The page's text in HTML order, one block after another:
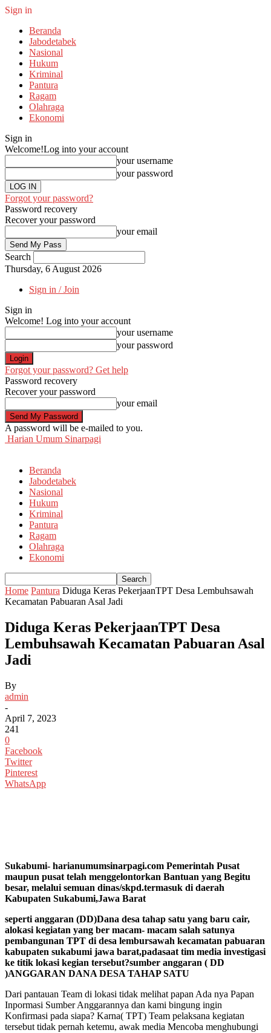
Sign in
Beranda
Jabodetabek
Nasional
Hukum
Kriminal
Pantura
Ragam
Olahraga
Ekonomi
Sign in
Welcome!Log into your account
your username
your password
Forgot your password?
Password recovery
Recover your password
your email
Search
Thursday, 6 August 2026
Sign in / Join
Sign in
Welcome! Log into your account
your username
your password
Forgot your password? Get help
Password recovery
Recover your password
your email
A password will be e-mailed to you.
Harian Umum Sinarpagi
Beranda
Jabodetabek
Nasional
Hukum
Kriminal
Pantura
Ragam
Olahraga
Ekonomi
Home Pantura Diduga Keras PekerjaanTPT Desa Lembuhsawah
Kecamatan Pabuaran Asal Jadi
Diduga Keras PekerjaanTPT Desa
Lembuhsawah Kecamatan Pabuaran Asal
Jadi
By
admin
-
April 7, 2023
241
0
Facebook
Twitter
Pinterest
WhatsApp
Sukabumi- harianumumsinarpagi.com Pemerintah Pusat
maupun pusat telah menggelontorkan Bantuan yang Begitu
besar, melalui semuan dinas/skpd.termasuk di daerah
Kabupaten Sukabumi,Jawa Barat
seperti anggaran (DD)Dana desa tahap satu yang baru cair,
alokasi kegiatan yang ber macam- macam salah satunya
pembangunan TPT di desa lembursawah kecamatan pabuaran
kabupaten sukabumi jawa barat,padasaat tim media investigasi
ke titik lokasi kegian tersebut?sumber anggaran ( DD
)ANGGARAN DANA DESA TAHAP SATU
Dari pantauan Team di lokasi tidak melihat papan Ada nya Papan
Inpormasi Sumber Anggarannya dan kami bingung ingin
Konfirmasi pada siapa? Karna( TPT) Team pelaksana kegiatan
tersebut tidak pernah ketemu, awak media Mencoba menghubungi